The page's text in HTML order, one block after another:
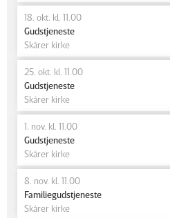
18. okt. kl. 11.00
Gudstjeneste
Skårer kirke
25. okt. kl. 11.00
Gudstjeneste
Skårer kirke
1. nov. kl. 11.00
Gudstjeneste
Skårer kirke
8. nov. kl. 11.00
Familiegudstjeneste
Skårer kirke